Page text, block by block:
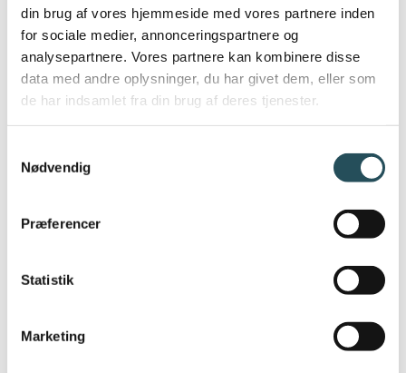
din brug af vores hjemmeside med vores partnere inden
for sociale medier, annonceringspartnere og
analysepartnere. Vores partnere kan kombinere disse
data med andre oplysninger, du har givet dem, eller som
de har indsamlet fra din brug af deres tjenester.
Nødvendig
Præferencer
Statistik
Marketing
DRC, Jeppe Møller-Herskind og fortsætter:
”Dog er det vores vurdering, at ændringerne
ikke fuldstændigt vil imødekommer de
uønskede gener fra den uregulerede fest i
uden for virksomheder med
gerne at regeringen fortsat holder et vågent
restaurations- og nattelivsbranchen som